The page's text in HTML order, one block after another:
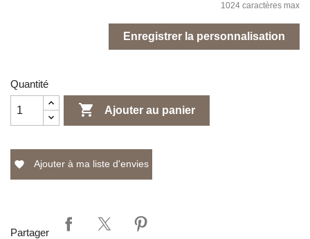
1024 caractères max
Enregistrer la personnalisation
Quantité
 Ajouter au panier
favorite Ajouter à ma liste d'envies
Partager